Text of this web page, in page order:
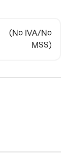
(No IVA/No
MSS)